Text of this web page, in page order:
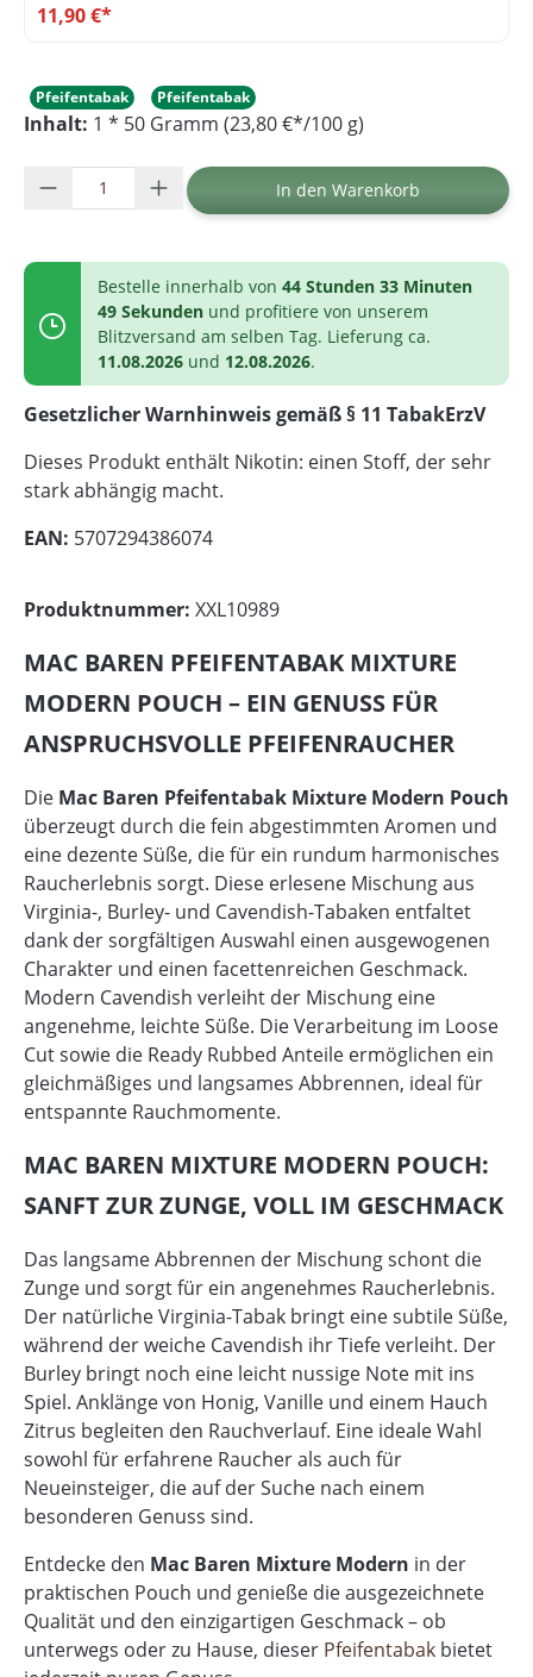
11,90 €*
Pfeifentabak Pfeifentabak
Inhalt: 1 * 50 Gramm (23,80 €*/100 g)
Produkt Anzahl: Gib den gewünschten
In den Warenkorb
Bestelle innerhalb von 44 Stunden 33 Minuten
49 Sekunden und profitiere von unserem
Blitzversand am selben Tag. Lieferung ca.
11.08.2026 und 12.08.2026.
Gesetzlicher Warnhinweis gemäß § 11 TabakErzV
Dieses Produkt enthält Nikotin: einen Stoff, der sehr
stark abhängig macht.
EAN: 5707294386074
Produktnummer: XXL10989
MAC BAREN PFEIFENTABAK MIXTURE
MODERN POUCH – EIN GENUSS FÜR
ANSPRUCHSVOLLE PFEIFENRAUCHER
Die Mac Baren Pfeifentabak Mixture Modern Pouch
überzeugt durch die fein abgestimmten Aromen und
eine dezente Süße, die für ein rundum harmonisches
Raucherlebnis sorgt. Diese erlesene Mischung aus
Virginia-, Burley- und Cavendish-Tabaken entfaltet
dank der sorgfältigen Auswahl einen ausgewogenen
Charakter und einen facettenreichen Geschmack.
Modern Cavendish verleiht der Mischung eine
angenehme, leichte Süße. Die Verarbeitung im Loose
Cut sowie die Ready Rubbed Anteile ermöglichen ein
gleichmäßiges und langsames Abbrennen, ideal für
entspannte Rauchmomente.
MAC BAREN MIXTURE MODERN POUCH:
SANFT ZUR ZUNGE, VOLL IM GESCHMACK
Das langsame Abbrennen der Mischung schont die
Zunge und sorgt für ein angenehmes Raucherlebnis.
Der natürliche Virginia-Tabak bringt eine subtile Süße,
während der weiche Cavendish ihr Tiefe verleiht. Der
Burley bringt noch eine leicht nussige Note mit ins
Spiel. Anklänge von Honig, Vanille und einem Hauch
Zitrus begleiten den Rauchverlauf. Eine ideale Wahl
sowohl für erfahrene Raucher als auch für
Neueinsteiger, die auf der Suche nach einem
besonderen Genuss sind.
Entdecke den Mac Baren Mixture Modern in der
praktischen Pouch und genieße die ausgezeichnete
Qualität und den einzigartigen Geschmack – ob
unterwegs oder zu Hause, dieser Pfeifentabak bietet